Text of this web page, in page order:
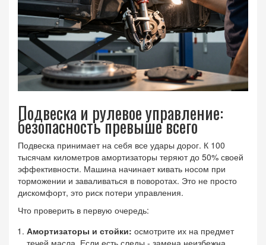
Подвеска и рулевое управление:
безопасность превыше всего
Подвеска принимает на себя все удары дорог. К 100
тысячам километров амортизаторы теряют до 50% своей
эффективности. Машина начинает кивать носом при
торможении и заваливаться в поворотах. Это не просто
дискомфорт, это риск потери управления.
Что проверить в первую очередь:
Амортизаторы и стойки: осмотрите их на предмет
течей масла. Если есть следы - замена неизбежна.